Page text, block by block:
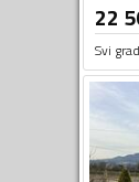
22
Svi